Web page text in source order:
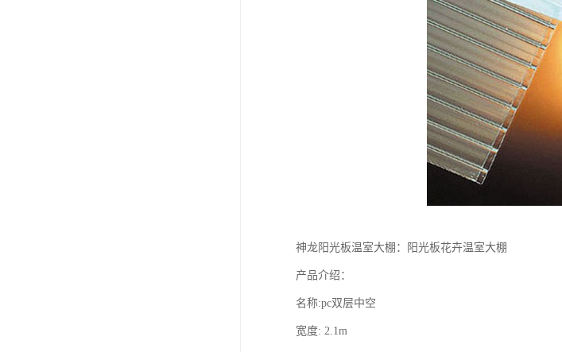
神龙阳光板温室大棚：阳光板花卉温室大棚
产品介绍：
名称:pc双层中空
宽度: 2.1m